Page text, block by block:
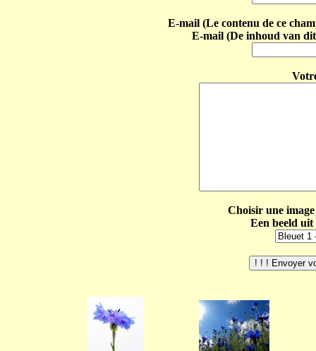
E-mail (Le contenu de ce
E-mail (De inhoud van
Choisir une
Een beeld